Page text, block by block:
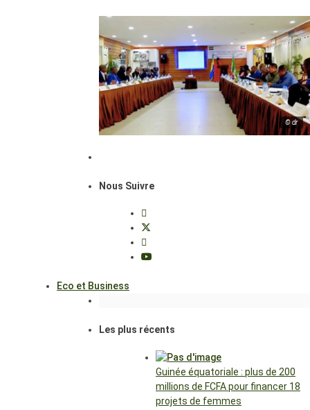
© dr
Nous Suivre
Eco et Business
Les plus récents
Guinée équatoriale : plus de 200
millions de FCFA pour financer 18
projets de femmes